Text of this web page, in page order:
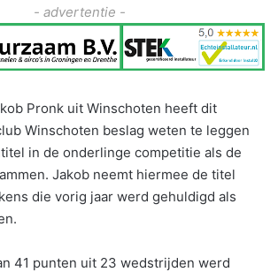
- advertentie -
Pronk uit Winschoten heeft dit
Winschoten beslag weten te leggen
in de onderlinge competitie als de
Jakob neemt hiermee de titel
die vorig jaar werd gehuldigd als
41 punten uit 23 wedstrijden werd